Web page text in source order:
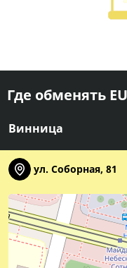
Где обменять
Винница
ул. Соборная, 81